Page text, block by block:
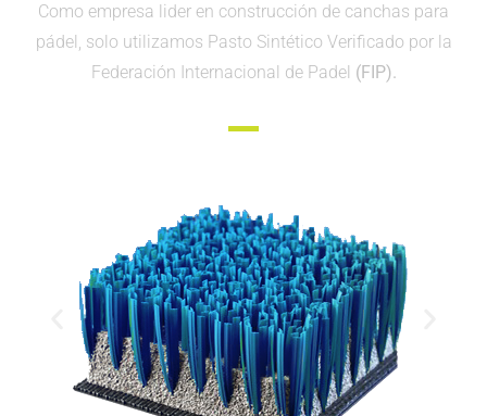
Como empresa lider en construcción de canchas para
pádel, solo utilizamos Pasto Sintético Verificado por la
Federación Internacional de Padel (FIP).